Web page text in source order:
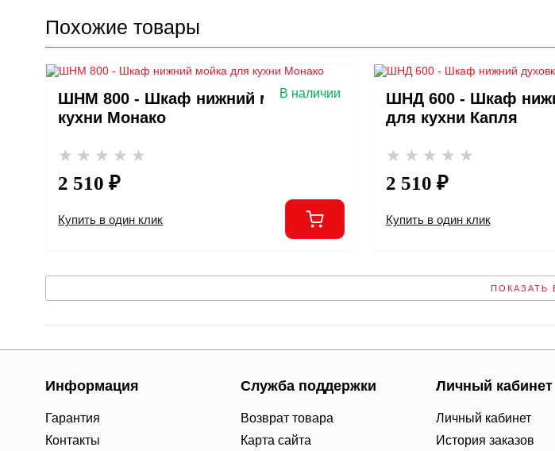
Похожие товары
В наличии
ШНМ 800 - Шкаф нижний мойка для
кухни Монако
2 510 ₽
Купить в один клик
ШНД 600 - Шкаф
для кухни Капля
2 510 ₽
Купить в один клик
ПОКАЗАТЬ
Информация
Гарантия
Контакты
Служба поддержки
Возврат товара
Карта сайта
Личный кабинет
Личный кабинет
История заказов